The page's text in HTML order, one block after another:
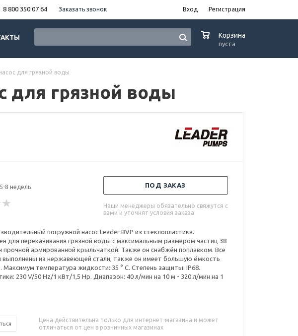
8 800 350 07 64 Заказать звонок Вход Регистрация
Корзина
пуста
для грязной воды
для грязной воды
8 недель ПОД ЗАКАЗ
Наши менеджеры обязательно свяжутся с
вами и уточнят условия заказа
погружной насос Leader BVP из стеклопластика.
для перекачивания грязной воды с максимальным размером частиц 38
армированной крыльчаткой. Также он снабжён поплавком. Все
выполнены из нержавеющей стали, также он имеет большую ёмкость
Максимум температура жидкости: 35 ° C. Степень защиты: IP68.
230 V/50 Hz/1 кВт/1,5 Hp. Диапазон: 40 л/мин на 10 м - 320 л/мин на 1
Цена действительна только для интернет-магазина и может
отличаться от цен в розничных магазинах